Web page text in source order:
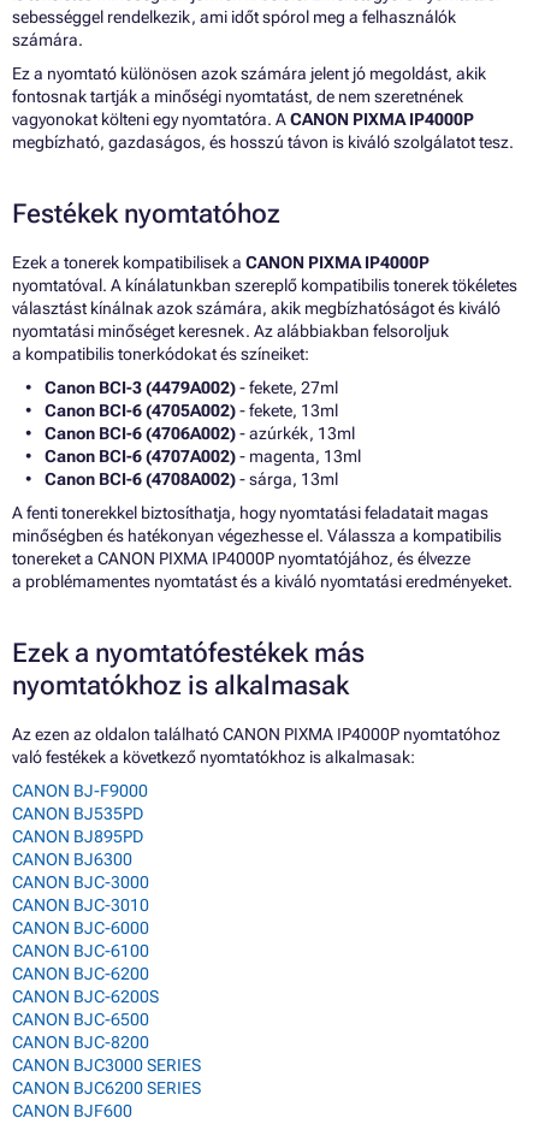
sebességgel rendelkezik, ami időt spórol meg a felhasználók
számára.
Ez a nyomtató különösen azok számára jelent jó megoldást, akik
fontosnak tartják a minőségi nyomtatást, de nem szeretnének
vagyonokat költeni egy nyomtatóra. ACANON PIXMA IP4000P
megbízható, gazdaságos, és hosszú távon is kiváló szolgálatot tesz.
Festékek nyomtatóhoz
Ezek a tonerek kompatibilisek a CANON PIXMA IP4000P
nyomtatóval. A kínálatunkban szereplő kompatibilis tonerek tökéletes
választást kínálnak azok számára, akik megbízhatóságot és kiváló
nyomtatási minőséget keresnek. Az alábbiakban felsoroljuk
a kompatibilis tonerkódokat és színeiket:
Canon BCI-3 (4479A002)- fekete, 27ml
Canon BCI-6 (4705A002)- fekete, 13ml
Canon BCI-6 (4706A002)- azúrkék, 13ml
Canon BCI-6 (4707A002)- magenta, 13ml
Canon BCI-6 (4708A002)- sárga, 13ml
A fenti tonerekkel biztosíthatja, hogy nyomtatási feladatait magas
minőségben és hatékonyan végezhesse el. Válassza a kompatibilis
tonereket a CANON PIXMA IP4000P nyomtatójához, és élvezze
a problémamentes nyomtatást és a kiváló nyomtatási eredményeket.
Ezek a nyomtatófestékek más
nyomtatókhoz is alkalmasak
Az ezen az oldalon található CANON PIXMA IP4000P nyomtatóhoz
való festékek a következő nyomtatókhoz is alkalmasak:
CANON BJ-F9000
CANON BJ535PD
CANON BJ895PD
CANON BJ6300
CANON BJC-3000
CANON BJC-3010
CANON BJC-6000
CANON BJC-6100
CANON BJC-6200
CANON BJC-6200S
CANON BJC-6500
CANON BJC-8200
CANON BJC3000 SERIES
CANON BJC6200 SERIES
CANON BJF600